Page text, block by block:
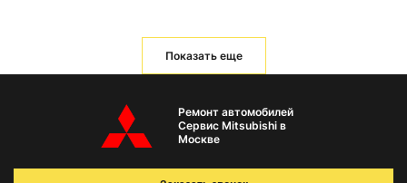
Показать еще
Ремонт автомобилей
Сервис Mitsubishi в
Москве